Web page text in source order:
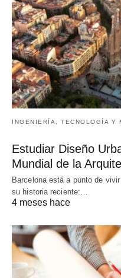
INGENIERÍA, TECNOLOGÍA Y
Estudiar Diseño
Mundial de la
Barcelona está a punto de
su historia reciente:…
4 meses hace